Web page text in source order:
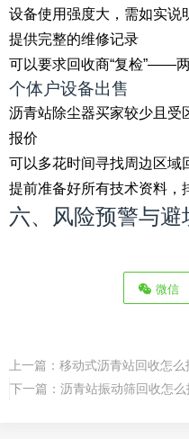
设备使用强度大，需如实说
提供完整的维修记录
可以要求回收商“复检”——
个体户设备出售
沥青站除尘器买家较少且受
报价
可以多花时间寻找周边区域
提前准备好所有技术资料，
六、风险预警与避
微信
上一篇： 移动式沥青站回收怎
下一篇： 沥青站振动筛回收怎